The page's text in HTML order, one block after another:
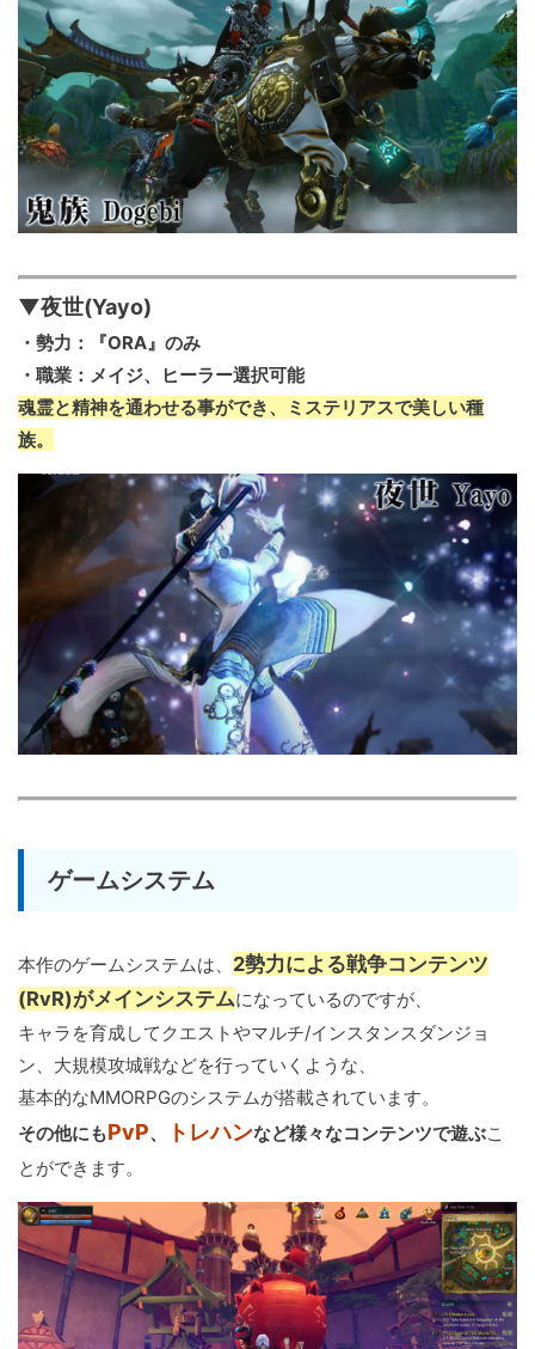
▼夜世(Yayo)
・勢力：『ORA』のみ
・職業：メイジ、ヒーラー選択可能
魂霊と精神を通わせる事ができ、ミステリアスで美しい種
族。
ゲームシステム
本作のゲームシステムは、 2勢力による戦争コンテンツ
(RvR)がメインシステムになっているのですが、
キャラを育成してクエストやマルチ/インスタンスダンジョ
ン、大規模攻城戦などを行っていくような、
基本的なMMORPGのシステムが搭載されています。
その他にもPvP、 トレハンなど様々なコンテンツで遊ぶこ
とができます。